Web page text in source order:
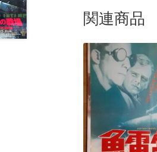
関連商品